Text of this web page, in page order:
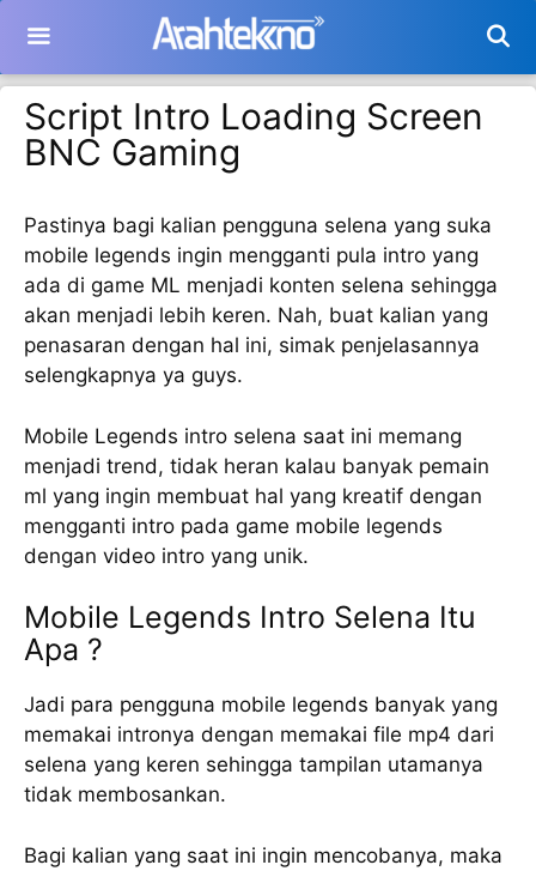
isi
Script Intro Loading Screen
BNC Gaming
Pastinya bagi kalian pengguna selena yang suka
mobile legends ingin mengganti pula intro yang
ada di game ML menjadi konten selena sehingga
akan menjadi lebih keren. Nah, buat kalian yang
penasaran dengan hal ini, simak penjelasannya
selengkapnya ya guys.
Mobile Legends intro selena saat ini memang
menjadi trend, tidak heran kalau banyak pemain
ml yang ingin membuat hal yang kreatif dengan
mengganti intro pada game mobile legends
dengan video intro yang unik.
Mobile Legends Intro Selena Itu
Apa ?
Jadi para pengguna mobile legends banyak yang
memakai intronya dengan memakai file mp4 dari
selena yang keren sehingga tampilan utamanya
tidak membosankan.
Bagi kalian yang saat ini ingin mencobanya, maka